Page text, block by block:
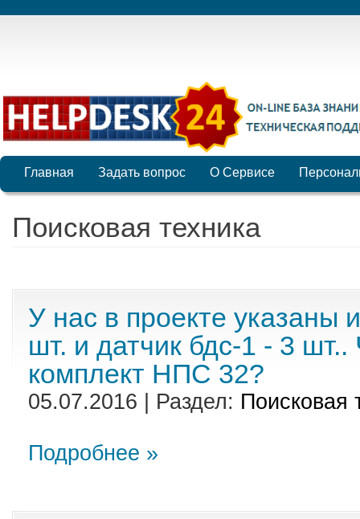
Главная Задать вопрос О Сервисе
Поисковая техника
У нас в проекте указаны
шт. и датчик бдс-1 - 3 шт..
комплект НПС 32?
05.07.2016 | Раздел: Поисковая
Подробнее »